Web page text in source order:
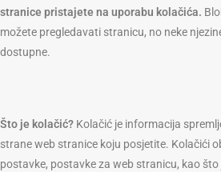
stranice pristajete na uporabu kolačića.
možete pregledavati stranicu, no neke
dostupne.
Što je kolačić? Kolačić je informacija
strane web stranice koju posjetite. Kolačići
postavke, postavke za web stranicu, kao što